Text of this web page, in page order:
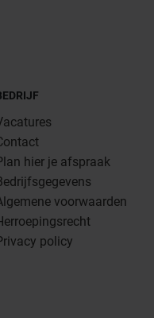
hier je afspraak
voorwaarden
policy